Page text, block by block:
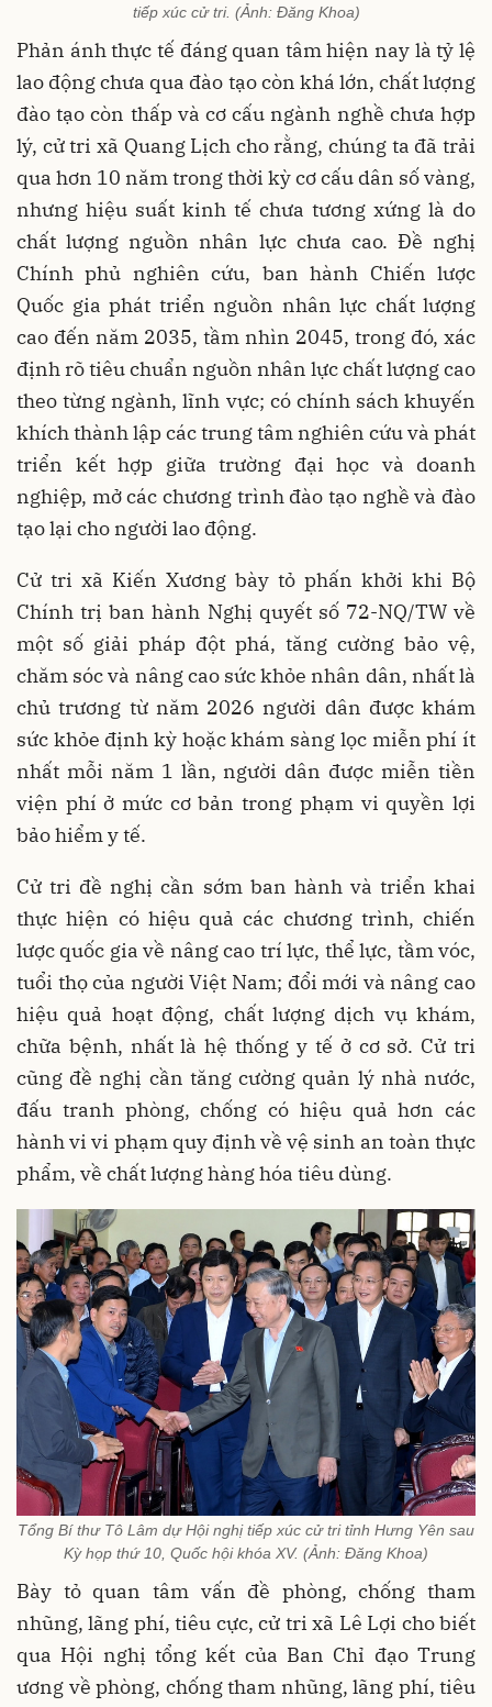
tiếp xúc cử tri. (Ảnh: Đăng Khoa)
Phản ánh thực tế đáng quan tâm hiện nay là tỷ lệ
lao động chưa qua đào tạo còn khá lớn, chất lượng
đào tạo còn thấp và cơ cấu ngành nghề chưa hợp
lý, cử tri xã Quang Lịch cho rằng, chúng ta đã trải
qua hơn 10 năm trong thời kỳ cơ cấu dân số vàng,
nhưng hiệu suất kinh tế chưa tương xứng là do
chất lượng nguồn nhân lực chưa cao. Đề nghị
Chính phủ nghiên cứu, ban hành Chiến lược
Quốc gia phát triển nguồn nhân lực chất lượng
cao đến năm 2035, tầm nhìn 2045, trong đó, xác
định rõ tiêu chuẩn nguồn nhân lực chất lượng cao
theo từng ngành, lĩnh vực; có chính sách khuyến
khích thành lập các trung tâm nghiên cứu và phát
triển kết hợp giữa trường đại học và doanh
nghiệp, mở các chương trình đào tạo nghề và đào
tạo lại cho người lao động.
Cử tri xã Kiến Xương bày tỏ phấn khởi khi Bộ
Chính trị ban hành Nghị quyết số 72-NQ/TW về
một số giải pháp đột phá, tăng cường bảo vệ,
chăm sóc và nâng cao sức khỏe nhân dân, nhất là
chủ trương từ năm 2026 người dân được khám
sức khỏe định kỳ hoặc khám sàng lọc miễn phí ít
nhất mỗi năm 1 lần, người dân được miễn tiền
viện phí ở mức cơ bản trong phạm vi quyền lợi
bảo hiểm y tế.
Cử tri đề nghị cần sớm ban hành và triển khai
thực hiện có hiệu quả các chương trình, chiến
lược quốc gia về nâng cao trí lực, thể lực, tầm vóc,
tuổi thọ của người Việt Nam; đổi mới và nâng cao
hiệu quả hoạt động, chất lượng dịch vụ khám,
chữa bệnh, nhất là hệ thống y tế ở cơ sở. Cử tri
cũng đề nghị cần tăng cường quản lý nhà nước,
đấu tranh phòng, chống có hiệu quả hơn các
hành vi vi phạm quy định về vệ sinh an toàn thực
phẩm, về chất lượng hàng hóa tiêu dùng.
Tổng Bí thư Tô Lâm dự Hội nghị tiếp xúc cử tri tỉnh Hưng Yên sau
Kỳ họp thứ 10, Quốc hội khóa XV. (Ảnh: Đăng Khoa)
Bày tỏ quan tâm vấn đề phòng, chống tham
nhũng, lãng phí, tiêu cực, cử tri xã Lê Lợi cho biết
qua Hội nghị tổng kết của Ban Chỉ đạo Trung
ương về phòng, chống tham nhũng, lãng phí, tiêu